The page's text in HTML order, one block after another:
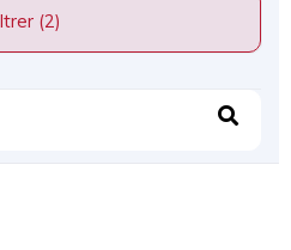
Filtrer (2)